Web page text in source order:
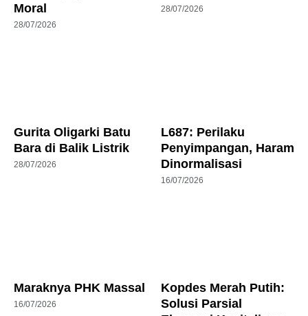
Moral
28/07/2026
28/07/2026
Gurita Oligarki Batu
Bara di Balik Listrik
28/07/2026
L687: Perilaku
Penyimpangan, Haram
Dinormalisasi
16/07/2026
Maraknya PHK Massal
16/07/2026
Kopdes Merah Putih:
Solusi Parsial